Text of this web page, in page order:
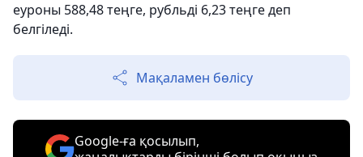
еуроны 588,48 теңге, рубльді 6,23 теңге деп
белгіледі.
Мақаламен бөлісу
Google-ға қосылып,